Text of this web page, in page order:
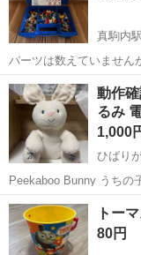
真駒内駅
パーツは数えていません
北海道 札幌市 真
動作
るみ
1,000
ひばり
Peekaboo Bunny うちの子は9か月頃から夢中になって遊んでいまし
た。 子どもが遊んでい
北海道 札幌市
トー
80円